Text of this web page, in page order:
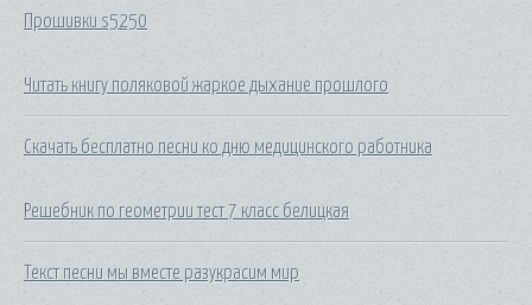
Прошивки s5250
Читать книгу поляковой жаркое дыхание прошлого
Скачать бесплатно песни ко дню медицинского работника
Решебник по геометрии тест 7 класс белицкая
Текст песни мы вместе разукрасим мир